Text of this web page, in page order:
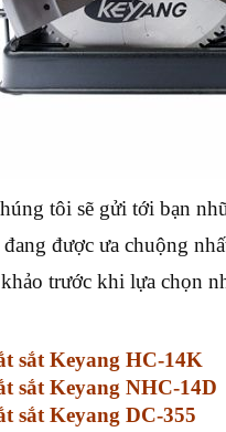
tôi sẽ gửi tới bạn
đang được ưa chuộng
trước khi lựa chọn
sắt Keyang HC-14K
sắt Keyang NHC-14D
sắt Keyang DC-355